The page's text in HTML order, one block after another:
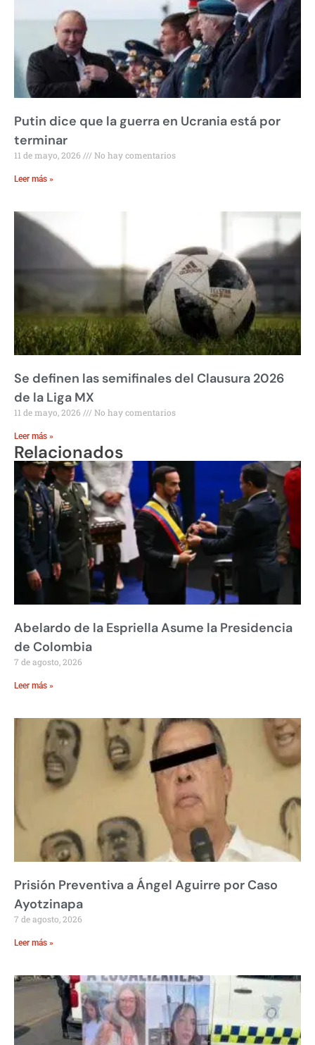
Putin dice que la guerra en Ucrania está por
terminar
11 de mayo, 2026 No hay comentarios
Leer más »
Se definen las semifinales del Clausura 2026
de la Liga MX
11 de mayo, 2026 No hay comentarios
Leer más »
Relacionados
Abelardo de la Espriella Asume la Presidencia
de Colombia
7 de agosto, 2026
Leer más »
Prisión Preventiva a Ángel Aguirre por Caso
Ayotzinapa
7 de agosto, 2026
Leer más »